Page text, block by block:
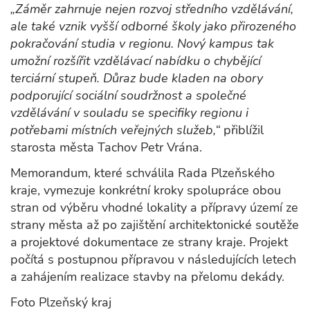
„Záměr zahrnuje nejen rozvoj středního vzdělávání,
ale také vznik vyšší odborné školy jako přirozeného
pokračování studia v regionu. Nový kampus tak
umožní rozšířit vzdělávací nabídku o chybějící
terciární stupeň. Důraz bude kladen na obory
podporující sociální soudržnost a společné
vzdělávání v souladu se specifiky regionu i
potřebami místních veřejných služeb,“ přiblížil
starosta města Tachov Petr Vrána.
Memorandum, které schválila Rada Plzeňského
kraje, vymezuje konkrétní kroky spolupráce obou
stran od výběru vhodné lokality a přípravy území ze
strany města až po zajištění architektonické soutěže
a projektové dokumentace ze strany kraje. Projekt
počítá s postupnou přípravou v následujících letech
a zahájením realizace stavby na přelomu dekády.
Foto Plzeňský kraj